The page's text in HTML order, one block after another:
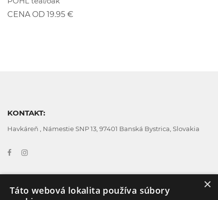
CENA OD 19.95 €
KONTAKT:
Havkáreň , Námestie SNP 13, 97401 Banská Bystrica, Slovakia
GDPR Všeobecné obchodné podmienky ×
Táto webová lokalita používa súbory